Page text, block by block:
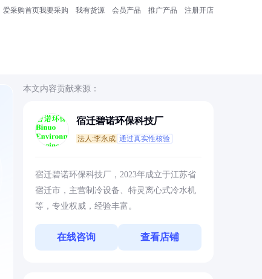
爱采购首页我要采购 我有货源 会员产品 推广产品 注册开店
本文内容贡献来源：
宿迁碧诺环保科技厂
法人:李永成 通过真实性核验
宿迁碧诺环保科技厂，2023年成立于江苏省
宿迁市，主营制冷设备、特灵离心式冷水机
等，专业权威，经验丰富。
在线咨询 查看店铺